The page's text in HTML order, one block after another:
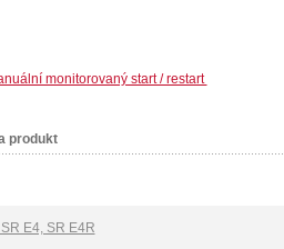
monitorovaný start / restart
produkt
E4, SR E4R